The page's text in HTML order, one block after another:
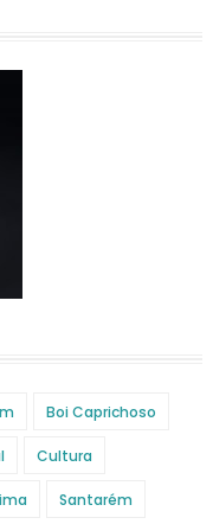
Boi Caprichoso
Cultura
Santarém